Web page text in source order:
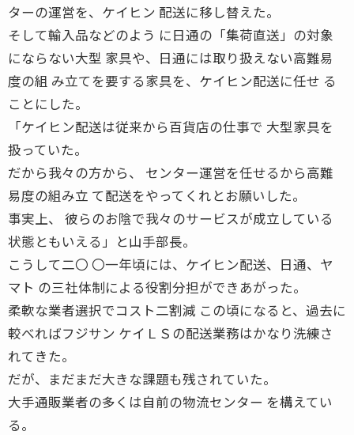
ターの運営を、ケイヒン 配送に移し替えた。
そして輸入品などのよう に日通の「集荷直送」の対象
にならない大型 家具や、日通には取り扱えない高難易
度の組 み立てを要する家具を、ケイヒン配送に任せ る
ことにした。
「ケイヒン配送は従来から百貨店の仕事で 大型家具を
扱っていた。
だから我々の方から、 センター運営を任せるから高難
易度の組み立 て配送をやってくれとお願いした。
事実上、 彼らのお陰で我々のサービスが成立している
状態ともいえる」と山手部長。
こうして二〇 〇一年頃には、ケイヒン配送、日通、ヤ
マト の三社体制による役割分担ができあがった。
柔軟な業者選択でコスト二割減 この頃になると、過去に
較べればフジサン ケイＬＳの配送業務はかなり洗練さ
れてきた。
だが、まだまだ大きな課題も残されていた。
大手通販業者の多くは自前の物流センター を構えてい
る。